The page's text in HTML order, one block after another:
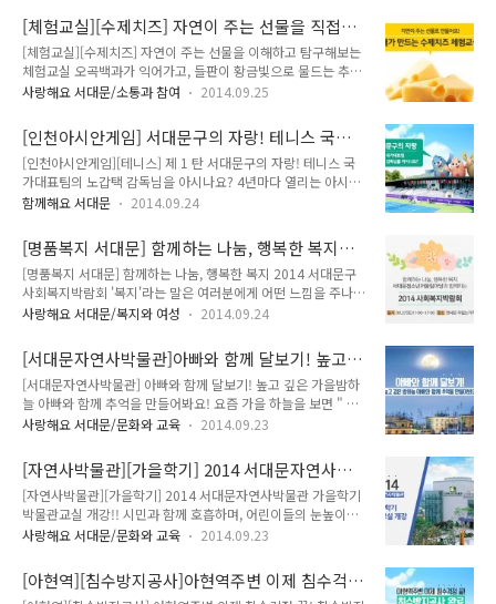
신의 자동차를 이용하지 않고도 필요할 때 편리하게 이용할 수
있도록 공동이용이 가능한 차량..
가전제품을 버리는 일은 골칫거리였습니다. 우선 집 앞 수거장소
까지 옮기려면 어른 몇 명의 수고가 필요하고, 제품에 따라
3,000원에서 15,000원까지 하는 스티커를 구입해 붙여야 했답
니다!! 또한 폐가전제품에는 중금속·폐냉매 같은 유해물질이 포
함되어 있어 잘못 방치되면 환경오염을 일으킬 수 있구요~ 서울
진하고 있는 "대형폐가전제품 무상방문수거사업"을 알려드리고
자 TONG이 발벗고 나섰습니다!!..
[체험교실][수제치즈] 자연이 주는 선물을 직접
겪어보는 체험교실 <내가 만드는 수제치즈>
[체험교실][수제치즈] 자연이 주는 선물을 이해하고 탐구해보는
체험교실 오곡백과가 익어가고, 들판이 황금빛으로 물드는 추수
의 계절, 가을철 자연의 선물을 직접 경험할 수 있는 자연체험을
소식이에요~^^ 이름하여 '내가 만드는 수제치즈' 이번 체험교실
에서는 수제치즈만들기, 산양먹이주기, 레일썰매타기, 트랙터 마
차타기 등 다양한 야외 활동을 통해 자연이 주는 평안함과 특별
히 젖소가 주는 선물인 우유와 치즈에 대해 알아보고 경험할 수
있답니다~ 오전에는 실내 교육으로 우유와 치즈에 대한 이야기
먹는다~" 두번째는 치즈를 이용한 쌀 피자를 만들어 본다고 하
는데요. 치즈오븐 스파게티와 자기가..
사랑해요 서대문/소통과 참여 2014.09.25
[인천아시안게임] 서대문구의 자랑! 테니스 국가
대표팀의 노갑택 감독님을 아시나요?
[인천아시안게임][테니스] 제 1 탄 서대문구의 자랑! 테니스 국
가대표팀의 노갑택 감독님을 아시나요? 4년마다 열리는 아시아
인의 대축제 '인천아시안게임'이 개막하여 16일간의 대장정에
는데요~^^ 서대문구에서 인천아시안게임과 깊은 연관이 있다
는 사실 알고계셨나요?? 바로 테니스 남자 국가대표팀을 이끌고
계시는 "노갑택" 감독님이 그 주인공이십니다!!^^ 노갑택 감독
님은 테니스 남자 국가대표팀과 명지대학교 테니스팀을 이끌고
계신답니다!! 명지대학교에서 체육학부 교수와 명지테니스연구
고 테니스 남자 국가대표팀 사령탑에 부임하셨답니다!! (명지대
학교 홍보팀과 인터뷰 중이신 노갑택 교수님, 출처 ..
함께해요 서대문 2014.09.24
[명품복지 서대문] 함께하는 나눔, 행복한 복지
2014 서대문구 사회복지박람회
[명품복지 서대문] 함께하는 나눔, 행복한 복지 2014 서대문구
사회복지박람회 '복지'라는 말은 여러분에게 어떤 느낌을 주나
요?? 복지는 대표적인 추상적인 단어죠! 뚜렷하게 눈에 보이지
함께 사는 삶을 위해 가장 중요한 것이 바로 복지가 아닐까 생각
합니다*^^* 서대문구는 지역 주민들이 사회복지서비스를 보고,
듣고, 만지고, 느끼는 체험과 참여를 위한 축제의 장을 마련했다
는 소식입니다~ 실천! 서대문! 아시죠? ^^ 복지에 대한 이해를
증진시키고 나눔문화를 실천하며, 서비스제공기관 간의 긴밀한
연하게만 느껴졌던 '복지'를 조금 더 가깝게 느끼실 수 있을 거예
요~ 지기와 함께 복지의 ..
사랑해요 서대문/복지와 여성 2014.09.24
[서대문자연사박물관]아빠와 함께 달보기! 높고
깊은 가을밤하늘 아빠와 함께 추억을 만들어봐요!
[서대문자연사박물관] 아빠와 함께 달보기! 높고 깊은 가을밤하
늘 아빠와 함께 추억을 만들어봐요! 요즘 가을 하늘을 보면 " 가
을하늘 공활한대 높고 구름 없이" 혹시~애국가 3절이 생각나시
쌓을 수 있는 시간을 마련했어요~ 서대문자연사박물관에서 '높
고 깊은 가을밤하늘 아빠와 함께 달보기'를 준비했답니다!!!^0^
빽빽한 빌딩숲과 매연으로 뒤덮인 도심에서는 이제 좀처럼 밤하
늘의 별을 보기가 어려워졌답니다.. 이런 상황에서, “서울에서
별보기 좋은 곳”으로 선정된 바 있는 안산생태공원에 위치한 서
을 운영한다고 하여 TONG지기가 소개해 드릴까 합니다. 이름하
여 “아빠와 함께 달보기(이하 ‘달..
사랑해요 서대문/문화와 교육 2014.09.23
[자연사박물관][가을학기] 2014 서대문자연사박
물관 가을학기 박물관교실 개강!!
[자연사박물관][가을학기] 2014 서대문자연사박물관 가을학기
박물관교실 개강!! 시민과 함께 호흡하며, 어린이들의 눈높이에
맞춘 어린이를 위한 서대문자연사박물관!!! 저는 아이들과 가볼
연과 생명에 대한 올바른 가치관을 가지도록 돕고, 자연 보존의
중요성을 널리 알리고 교육하기 위한 서대문자연사박물관에서
사랑해요 서대문/문화와 교육 2014.09.23
[아현역][침수방지공사]아현역주변 이제 침수걱